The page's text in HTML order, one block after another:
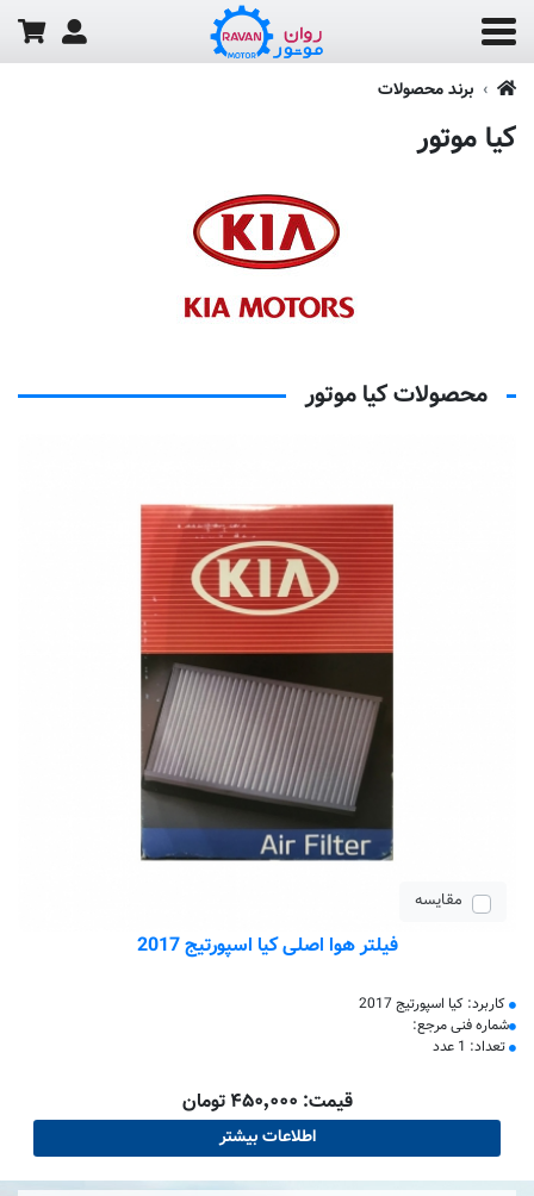
برند محصولات
کیا موتور
محصولات کیا موتور
مقایسه
فیلتر هوا اصلی کیا اسپورتیج 2017
کاربرد: کیا اسپورتیج 2017
شماره فنی مرجع:
تعداد: 1 عدد
قیمت: ۴۵۰٬۰۰۰ تومان
اطلاعات بیشتر